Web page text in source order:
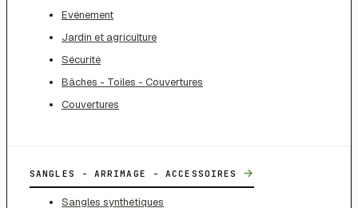
Evénement
Jardin et agriculture
Sécurité
Bâches - Toiles - Couvertures
Couvertures
SANGLES - ARRIMAGE - ACCESSOIRES →
Sangles synthétiques